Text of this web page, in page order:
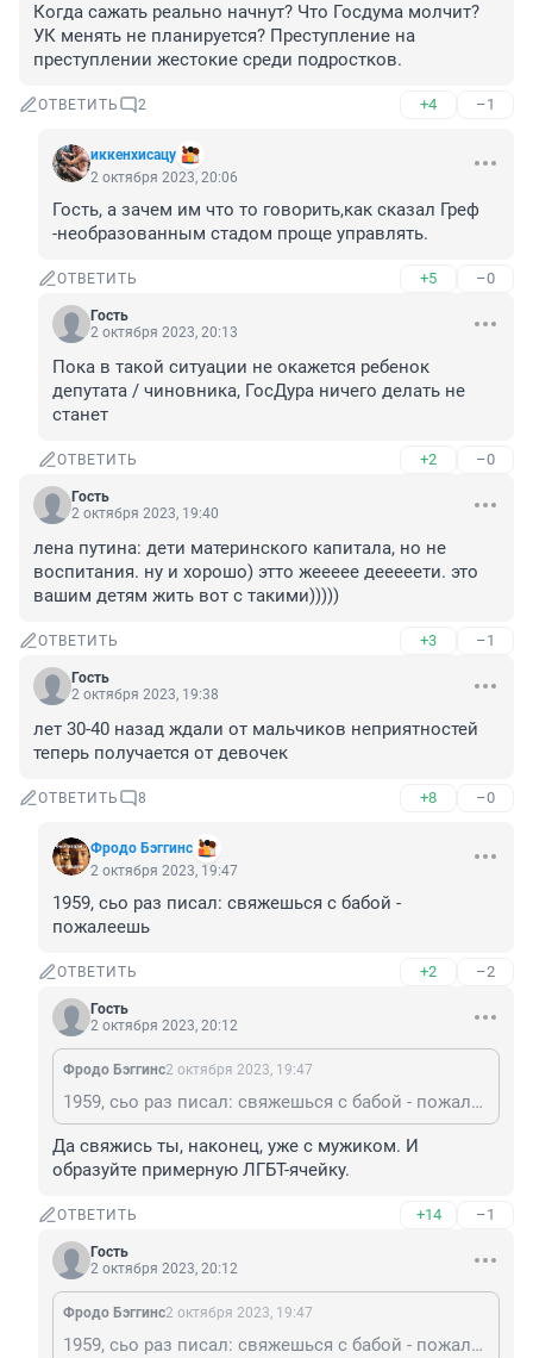
Когда сажать реально начнут? Что Госдума молчит?
УК менять не планируется? Преступление на
преступлении жестокие среди подростков.
ОТВЕТИТЬ 2 +4 –1
иккенхисацу
2 октября 2023, 20:06
Гость, а зачем им что то говорить,как сказал Греф
-необразованным стадом проще управлять.
ОТВЕТИТЬ +5 –0
Гость
2 октября 2023, 20:13
Пока в такой ситуации не окажется ребенок
депутата / чиновника, ГосДура ничего делать не
станет
ОТВЕТИТЬ +2 –0
Гость
2 октября 2023, 19:40
лена путина: дети материнского капитала, но не
воспитания. ну и хорошо) этто жеееее дееееети. это
вашим детям жить вот с такими)))))
ОТВЕТИТЬ +3 –1
Гость
2 октября 2023, 19:38
лет 30-40 назад ждали от мальчиков неприятностей
теперь получается от девочек
ОТВЕТИТЬ 8 +8 –0
Фродо Бэггинс
2 октября 2023, 19:47
1959, сьо раз писал: свяжешься с бабой -
пожалеешь
ОТВЕТИТЬ +2 –2
Гость
2 октября 2023, 20:12
Фродо Бэггинс2 октября 2023, 19:47
1959, сьо раз писал: свяжешься с бабой - пожалеешь
Да свяжись ты, наконец, уже с мужиком. И
образуйте примерную ЛГБТ-ячейку.
ОТВЕТИТЬ +14 –1
Гость
2 октября 2023, 20:12
Фродо Бэггинс2 октября 2023, 19:47
1959, сьо раз писал: свяжешься с бабой - пожалеешь